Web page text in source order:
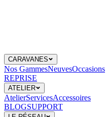
CARAVANES
Nos GammesNeuvesOccasions
REPRISE
ATELIER
AtelierServicesAccessoires
BLOGSUPPORT